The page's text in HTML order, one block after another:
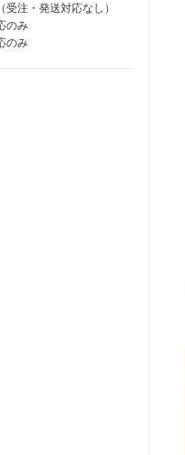
受注・発送対応なし）
のみ
のみ